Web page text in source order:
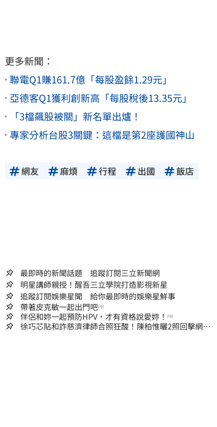
更多新聞：
聯電Q1賺161.7億「每股盈餘1.29元」
亞德客Q1獲利創新高「每股稅後13.35元」
「3檔飆股被關」新名單出爐！
專家分析台股3關鍵：這檔是第2座護國神山
網友 麻煩 行程 出國 飯店
最即時的新聞話題 追蹤訂閱三立新聞網
明星講師親授！醒吾三立學院打造影視新星
追蹤訂閱娛樂星聞 給你最即時的娛樂星鮮事
帶著皮克敏一起出門吧PR
伴侶和妳一起預防HPV，才有資格說愛妳！ PR
徐巧芯貼和詐慈濟律師合照狂酸！陳柏惟曬2照回擊網笑